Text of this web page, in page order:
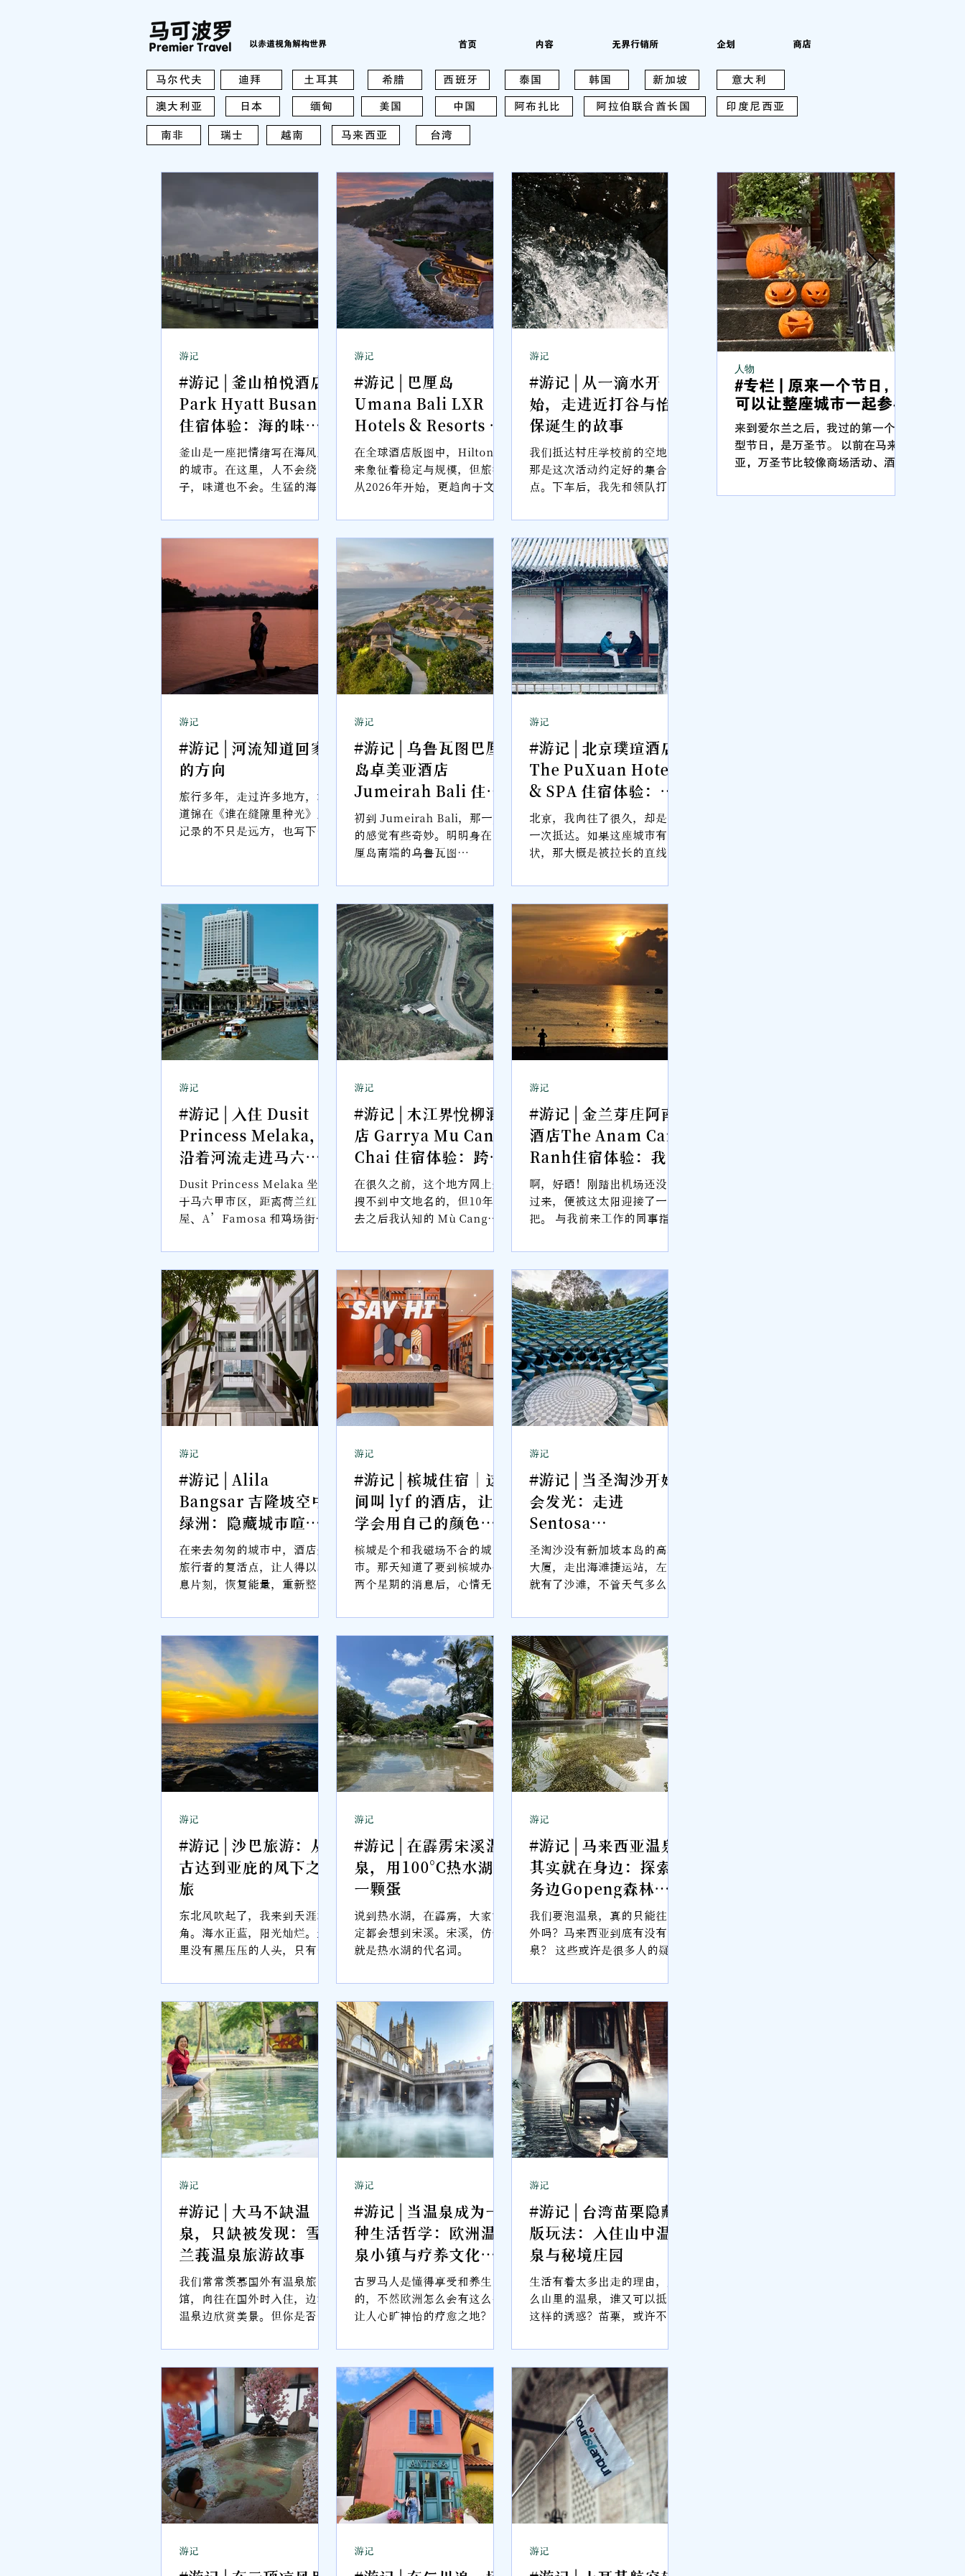
以赤道视角解构世界 首页 内容 无界行销所 企划 商店
马尔代夫
澳大利亚
迪拜
日本
土耳其
缅甸
希腊
美国
西班牙
中国
南非 瑞士 越南 马来西亚 台湾
泰国
阿布扎比
韩国 新加坡
阿拉伯联合酋长国
#游记 | 釜山柏悦酒店
Park Hyatt Busan
住宿体验：海的味
道，落在广安大桥窗
景与餐桌之间【2026
釜山住宿推荐】
釜山是一座把情绪写在海风里
的城市。在这里，人不会绕圈
子，味道也不会。生猛的海
的空气，像是城市的性格写照
——坦率、开门见山、像潮水
一样涌向你。Park Hyatt
Busan 的餐桌，也延续这种坦
率。
游记
#游记 | 巴厘岛
Umana Bali LXR
Hotels & Resorts 住
宿体验：当巴厘岛哲
学，成为一种度假生
活方式【2026 巴厘岛
在全球酒店版图中，Hilton 向
来象征着稳定与规模，但旅行
从2026年开始，更趋向于文化
牌，似乎正在开始悄悄然地进
行一次颠覆性的改革。于是，
Hilton 旗下的 LXR Hotels &
Resorts 应运而生。这里，不
追求世界各地统一的风格，而
是精心挑选目的地，让每一家
酒店拥有自己的性格、故事或
特质。
游记
#游记 | 从一滴水开
始，走进近打谷与怡
保诞生的故事
我们抵达村庄学校前的空地，
那是这次活动约定好的集合地
点。下车后，我先和领队打了
过他。
游记
#游记 | 河流知道回家
的方向
旅行多年，走过许多地方，林
道锦在《谁在缝隙里种光》里
记录的不只是远方，也写下人
曼绒河。
游记
#游记 | 乌鲁瓦图巴厘
岛卓美亚酒店
Jumeirah Bali 住宿
体验：在乌鲁瓦图的
悬崖上，遇见一座宫
殿王国【2026 巴厘岛
初到 Jumeirah Bali，那一刻
的感觉有些奇妙。明明身在巴
厘岛南端的乌鲁瓦图
座遥远的北印度宫殿。高耸的
石门、对称延展的庭院、水池
与雕像交织成的空间，让人不
自觉想起拉印度那些宏伟的王
城。 原来，2022年开幕的
Jumeirah Bali 建筑灵感来自
印尼历史上的 Majapahit
Empire，以古王朝的宫廷格局
为蓝本，将传统爪哇与巴厘文
化重新诠释。特别隐身在酒店
各个角落的湖水蓝，并带着些
游记
#游记 | 北京璞瑄酒店
The PuXuan Hotel
& SPA 住宿体验：北
京日落、茶香与身体
的节奏 【2026 北京住
宿推荐】
北京，我向往了很久，却是第
一次抵达。如果这座城市有形
状，那大概是被拉长的直线。
长城沿着山势展开的走势，一
段一段的，像是与历史拔河。
水面退去颜色，只留下枯枝的
线条，那是北京，我的北京。
游记
#游记 | 入住 Dusit
Princess Melaka，
沿着河流走进马六甲
的故事 【2026马六甲
住宿推荐】
Dusit Princess Melaka 坐落
于马六甲市区，距离荷兰红
屋、A’Famosa 和鸡场街都
见天际线与马六甲海峡的风
景。整体空间走现代简约路
线，宽敞的客房同时照顾商务
与休闲旅客的需求。除了泳池
与24小时健身房，酒店内也设
有不同餐饮空间，包括提供中
餐的 Long Feng、全日餐厅
Zest，以及适合坐下来放慢节
奏的 Famosa Lounge。
游记
#游记 | 木江界悅柳酒
店 Garrya Mu Cang
Chai 住宿体验：跨越
山路与雾气，只为抵
达我愿远行的地方
【2026 越南住宿推
在很久之前，这个地方网上是
搜不到中文地名的，但10年过
去之后我认知的 Mù Cang
界”的地名。 在虚拟世界
的“存在”之后，我再次抵
达。
游记
#游记 | 金兰芽庄阿南
酒店The Anam Cam
Ranh住宿体验：我被
金兰的阳光迎进了越
南 【2026 越南住宿推
荐】
啊，好晒！刚踏出机场还没缓
过来，便被这太阳迎接了一
把。 与我前来工作的同事指着
是他们吧。”往他指的方向看
去，是两位身穿制服的女性，
手上也拿着一个看似太阳升起
般的标志，而那底下写着的，
便是 The Anam Cam
Ranh。 他们注意到了我们，
挥着看板向我们示意。看来我
们这是又被“太阳”迎接了第
二把。
游记
#游记 | Alila
Bangsar 吉隆坡空中
绿洲：隐藏城市喧嚣
中的宁静酒店
在来去匆匆的城市中，酒店是
旅行者的复活点，让人得以喘
息片刻，恢复能量，重新整装
Bangsar 酒店宛如一座空中秘
境般的花园，静静矗立于吉隆
坡的空中。
游记
#游记 | 槟城住宿｜这
间叫 lyf 的酒店，让我
学会用自己的颜色活
着
槟城是个和我磁场不合的城
市。那天知道了要到槟城办公
两个星期的消息后，心情无疑
脑海的担忧是：这次的停留会
不会也让我感到格格不入？
游记
#游记 | 当圣淘沙开始
会发光：走进
Sentosa
Sensoryscape 心之
音
圣淘沙没有新加坡本岛的高楼
大厦，走出海滩捷运站，左边
就有了沙滩，不管天气多么炎
阳，只是我这个东南亚人见太
阳就要躲啊！往右边看过去的
走廊开放了给公众前往了，这
不就是过去关闭了几年进行发
展项目的通道吗？
游记
#游记 | 沙巴旅游：从
古达到亚庇的风下之
旅
东北风吹起了，我来到天涯海
角。海水正蓝，阳光灿烂。这
里没有黑压压的人头，只有三
的卡蓝布尼安海滩带来了一些
生气。
游记
#游记 | 在霹雳宋溪温
泉，用100°C热水湖煮
一颗蛋
说到热水湖，在霹雳，大家肯
定都会想到宋溪。宋溪，仿佛
就是热水湖的代名词。
游记
#游记 | 马来西亚温泉
其实就在身边：探索
务边Gopeng森林秘
境 Sementra Hot
Spring Nature
Resort
我们要泡温泉，真的只能往国
外吗？马来西亚到底有没有温
泉？ 这些或许是很多人的疑
亚，那你知道“热水湖”吗？
其实热水湖，就是我们向往的
温泉。热水湖在马来西亚更为
人熟知，因为祖辈从马来文
的“Kolam Air Panas”直
译。一般上我们对温泉的认知
是有火山的地方，就有温泉。
但马来西亚没有火山，为何又
有温泉呢？
游记
#游记 | 大马不缺温
泉，只缺被发现：雪
兰莪温泉旅游故事
我们常常羡慕国外有温泉旅
馆，向往在国外时入住，边泡
温泉边欣赏美景。但你是否也
的享受？或许不是国外那有着
四季的泡汤体验，但可以是贴
近大自然，一边听着虫鸣鸟
叫，一边享受满足身心灵的大
马风味温泉。 采访雪兰莪旅游
局产业发展部经理蔡依霖当
天，遇到了在八打灵再也旅居
的日本人，他们不惜驱车1小时
也要泡汤，可见温泉文化真的
深深烙印在他们的骨子里。然
而马来西亚的泡汤体验是怎样
精致温泉，在大马泡热水湖，
游记
#游记 | 当温泉成为一
种生活哲学：欧洲温
泉小镇与疗养文化巡
礼
古罗马人是懂得享受和养生
的，不然欧洲怎么会有这么多
让人心旷神怡的疗愈之地？ 欧
治疗的地区，在奢华的古罗
马，他们利用水温的天然不同
建起了浴场。而浴场是古罗马
人重要的社交场所，公共浴室
里一般设有冷水浴、温水浴、
热水浴以及蒸汽浴。他们在这
里谈生意、与朋友会面，豪门
显贵在这里消磨大部分的时
光。 故事发展到18世纪，有医
疗和保健的需求，又有社交和
文化交流的驱动，科学研究的
艺术的推动以及交通条件的改
游记
#游记 | 台湾苗栗隐藏
版玩法：入住山中温
泉与秘境庄园
生活有着太多出走的理由，那
么山里的温泉，谁又可以抵挡
这样的诱惑？苗栗，或许不是
但这里的山林资源，却非常值
得专程前来，温泉的体验是个
人充电的，也可以在大自然中
被治愈，不被簇拥的人潮打
扰，有着自己独一无二的空间
体验，那么就是苗栗了。 享沐
时光 Shine Mood Resort 苗
栗县苑里镇石镇里锦山八邻8-1
号
shinemoodresort.com.tw
苗栗有一座“火焰山”，因为
有着炙热的红艳，我来不及看
游记
游记 游记 游记
意大利
印度尼西亚
#专栏 | 原来一个节日，
可以让整座城市一起参与
来到爱尔兰之后，我过的第一个大
型节日，是万圣节。 以前在马来西
亚，万圣节比较像商场活动、酒吧
知道这个节日，也会有人打扮，但
人物